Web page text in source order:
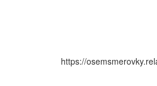
https://